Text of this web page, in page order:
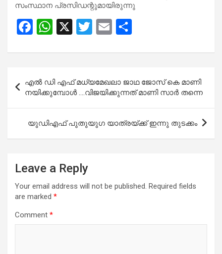
സംസ്ഥാന പ്രസിഡന്റുമായിരുന്നു
F
ce
b
o
o
k
W
at
s
A
p
p
X
T
tt
E
ail ar
navigation
എൽ ഡി എഫ് മധ്യമേഖലാ ജാഥ ജോസ് കെ മാണി
നയിക്കുമ്പോൾ ….വിജയിക്കുന്നത് മാണി സാർ തന്നെ
യു​ഡി​എ​ഫ് പു​തു​യു​ഗ ​യാ​ത്ര​യ്ക്ക് ഇ​ന്നു തു​ട​ക്കം
Leave a Reply
Your email address will not be published. Required fields
are marked *
Comment *